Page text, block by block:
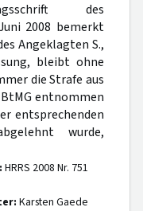
des
2008 bemerkt
Angeklagten S.,
bleibt ohne
die Strafe aus
entnommen
entsprechenden
wurde,
HRRS 2008 Nr. 751
Karsten Gaede